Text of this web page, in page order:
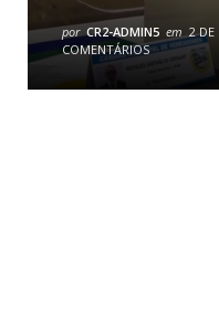
por CR2-ADMIN5 em 2 DE
COMENTÁRIOS